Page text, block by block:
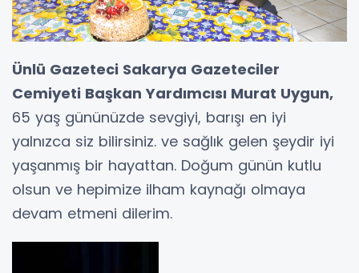
Ünlü Gazeteci Sakarya Gazeteciler
Cemiyeti Başkan Yardımcısı Murat Uygun,
65 yaş gününüzde sevgiyi, barışı en iyi
yalnızca siz bilirsiniz. ve sağlık gelen şeydir iyi
yaşanmış bir hayattan. Doğum günün kutlu
olsun ve hepimize ilham kaynağı olmaya
devam etmeni dilerim.